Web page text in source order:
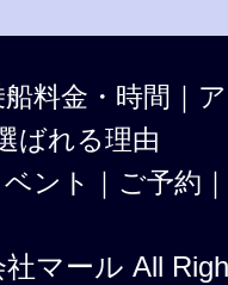
船料金・時間 ｜
ばれる理由
ント ｜ ご予約 ｜
マール All